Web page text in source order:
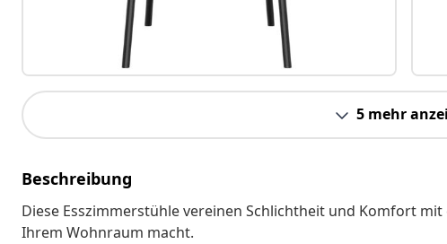
5 mehr
Beschreibung
Diese Esszimmerstühle vereinen Schlichtheit und Komfort
Ihrem Wohnraum macht.